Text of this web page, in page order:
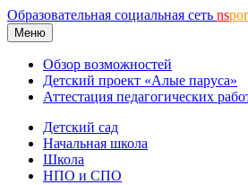
Образовательная социальная сеть ns
Меню
Обзор возможностей
Детский проект «Алые паруса»
Аттестация педагогических
Детский сад
Начальная школа
Школа
НПО и СПО